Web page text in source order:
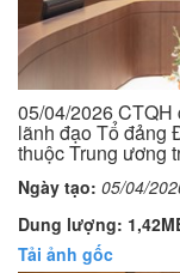
05/04/2026
lãnh đạo Tổ đảng
thuộc Trung ương
Ngày tạo: 05/04/
Dung lượng:
Tải ảnh gốc